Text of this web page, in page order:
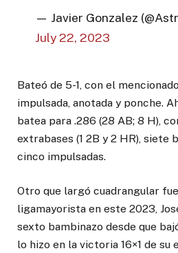
— Javier Gonzalez
July 22, 2023
Bateó de 5-1, con el
impulsada, anotada y ponche.
batea para .286 (28 AB; 8 H),
extrabases (1 2B y 2 HR), siete
cinco impulsadas.
Otro que largó cuadrangular
ligamayorista en este 2023,
sexto bambinazo desde que
lo hizo en la victoria 16×1 de su